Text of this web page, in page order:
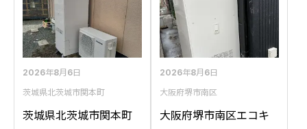
2026年8月6日
茨城県北茨城市関本町
茨城県北茨城市関本町
2026年8月6日
大阪府堺市南区
大阪府堺市南区エコキ